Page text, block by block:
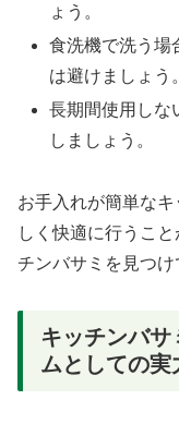
ょう。
食洗機で洗う場
は避けましょう。
長期間使用しな
しましょう。
お手入れが簡単な
しく快適に行うこ
チンバサミを見つけ
キッチンバ
ムとしての実